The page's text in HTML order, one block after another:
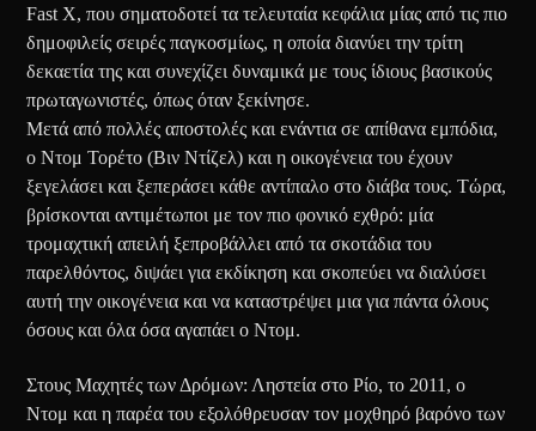
Fast X, που σηματοδοτεί τα τελευταία κεφάλια μίας από τις πιο
δημοφιλείς σειρές παγκοσμίως, η οποία διανύει την τρίτη
δεκαετία της και συνεχίζει δυναμικά με τους ίδιους βασικούς
πρωταγωνιστές, όπως όταν ξεκίνησε.
Μετά από πολλές αποστολές και ενάντια σε απίθανα εμπόδια,
ο Ντομ Τορέτο (Βιν Ντίζελ) και η οικογένεια του έχουν
ξεγελάσει και ξεπεράσει κάθε αντίπαλο στο διάβα τους. Τώρα,
βρίσκονται αντιμέτωποι με τον πιο φονικό εχθρό: μία
τρομαχτική απειλή ξεπροβάλλει από τα σκοτάδια του
παρελθόντος, διψάει για εκδίκηση και σκοπεύει να διαλύσει
αυτή την οικογένεια και να καταστρέψει μια για πάντα όλους
όσους και όλα όσα αγαπάει ο Ντομ.
Στους Μαχητές των Δρόμων: Ληστεία στο Ρίο, το 2011, ο
Ντομ και η παρέα του εξολόθρευσαν τον μοχθηρό βαρόνο των